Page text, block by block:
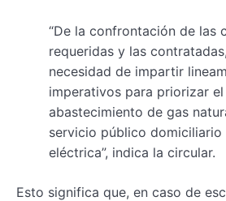
“De la confrontación de las
requeridas y las
necesidad de impartir
imperativos para priorizar el
abastecimiento de gas
servicio público domiciliario
eléctrica”, indica la circular.
Esto significa que, en caso de